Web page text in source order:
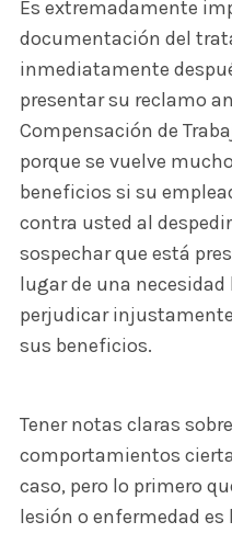
Es extremadamente
documentación del
inmediatamente
presentar su reclamo
Compensación de
porque se vuelve
beneficios si su
contra usted al
sospechar que está
lugar de una
perjudicar
sus beneficios.
Tener notas claras
comportamientos
caso, pero lo primero
lesión o enfermedad